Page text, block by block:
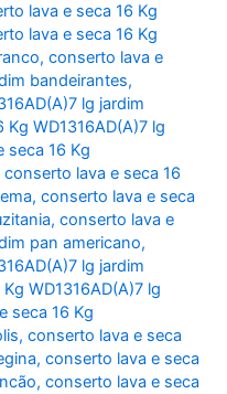
lava e seca 16 Kg
lava e seca 16 Kg
,conserto lava e
bandeirantes,
lg jardim
WD1316AD(A)7 lg
seca 16 Kg
conserto lava e seca 16
,conserto lava e seca
,conserto lava e
pan americano,
lg jardim
WD1316AD(A)7 lg
seca 16 Kg
,conserto lava e seca
,conserto lava e seca
,conserto lava e seca